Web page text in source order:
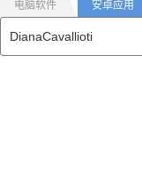
电脑软件 安卓应用